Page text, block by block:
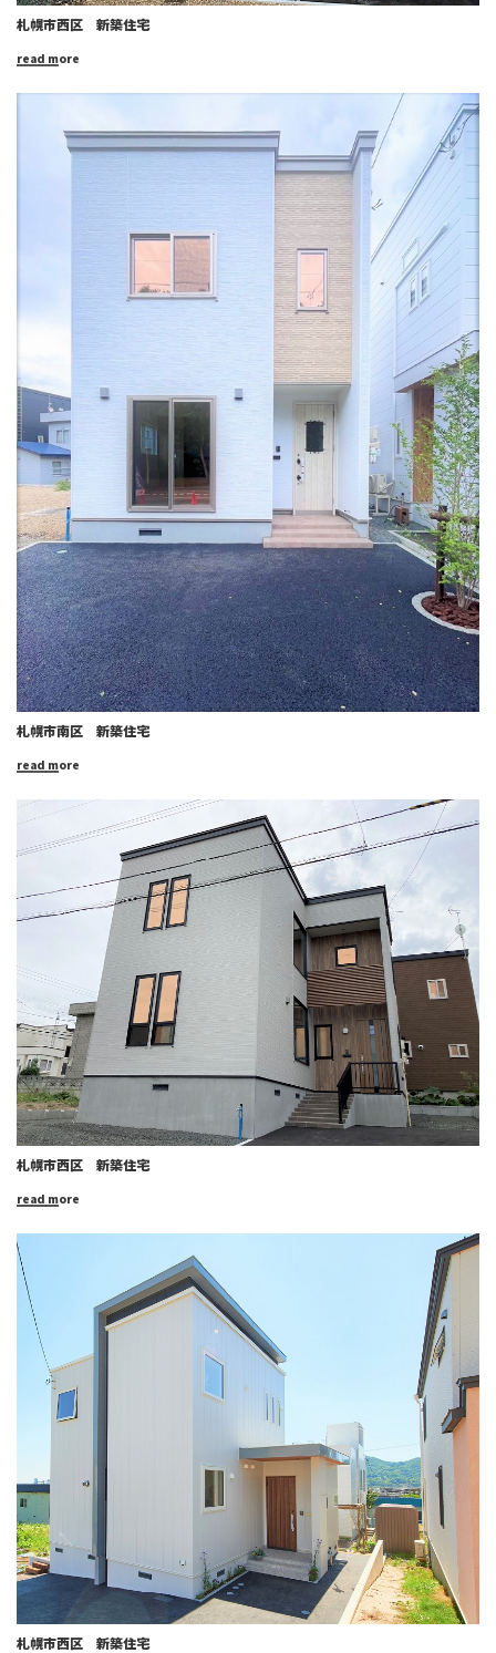
札幌市西区 新築住宅
read more
札幌市南区 新築住宅
read more
札幌市西区 新築住宅
read more
札幌市西区 新築住宅